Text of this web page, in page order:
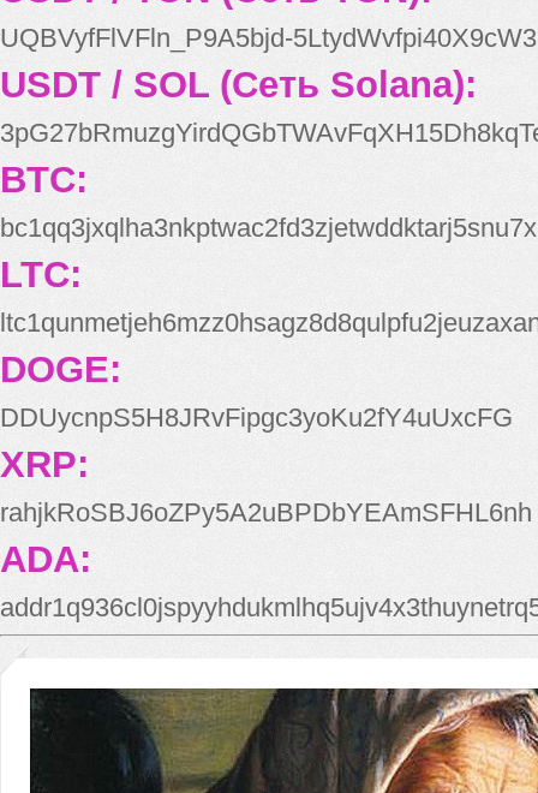
UQBVyfFlVFln_P9A5bjd-
USDT / SOL (Сеть Solana):
BTC:
bc1qq3jxqlha3nkptwac2fd3zjetwddktarj5snu7x
LTC:
DOGE:
DDUycnpS5H8JRvFipgc3yoKu2fY4uUxcFG
XRP:
rahjkRoSBJ6oZPy5A2uBPDbYEAmSFHL6nh
ADA: